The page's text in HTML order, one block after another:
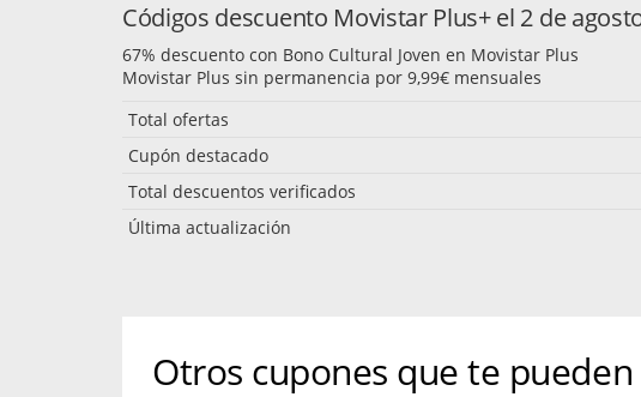
Códigos descuento Movistar Plus+ el 2 de
67% descuento con Bono Cultural Joven en Movistar Plus
Movistar Plus sin permanencia por 9,99€ mensuales
Total ofertas
Cupón destacado
Total descuentos verificados
Última actualización
Otros cupones que te